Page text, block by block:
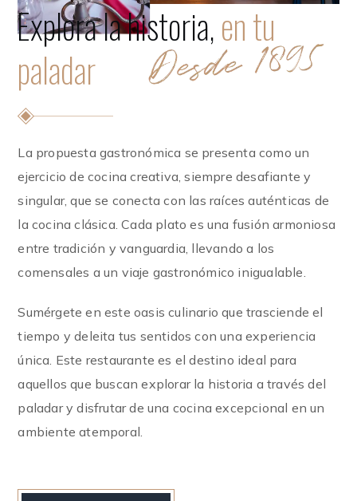
Explora la historia,en tu
paladar
La propuesta gastronómica se presenta como un
ejercicio de cocina creativa, siempre desafiante y
singular, que se conecta con las raíces auténticas de
la cocina clásica. Cada plato es una fusión armoniosa
entre tradición y vanguardia, llevando a los
comensales a un viaje gastronómico inigualable.
Sumérgete en este oasis culinario que trasciende el
tiempo y deleita tus sentidos con una experiencia
única. Este restaurante es el destino ideal para
aquellos que buscan explorar la historia a través del
paladar y disfrutar de una cocina excepcional en un
ambiente atemporal.